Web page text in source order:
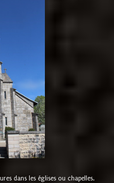
dans les églises ou chapelles.